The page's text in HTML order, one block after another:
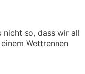
nicht so, dass wir all
Wettrennen